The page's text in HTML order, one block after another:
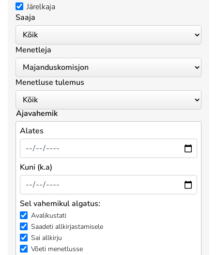
Järelkaja
Saaja
Menetleja
Menetluse tulemus
Ajavahemik
Alates
Kuni (k.a)
Sel vahemikul algatus:
Avalikustati
Saadeti allkirjastamisele
Sai allkirju
Võeti menetlusse